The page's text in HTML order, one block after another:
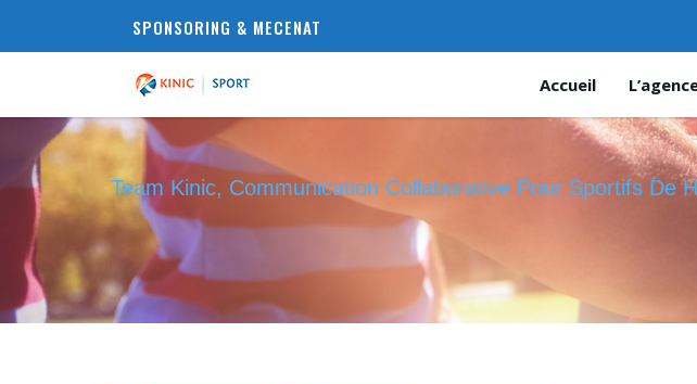
SPONSORING & MECENAT
Accueil
Team Kinic, Communication Collaborative Pour Sportifs De